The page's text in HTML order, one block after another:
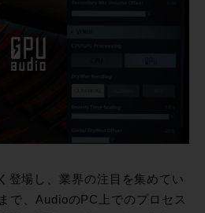
登場し、業界の注目を集めてい
で、AudioのPC上でのプロセス